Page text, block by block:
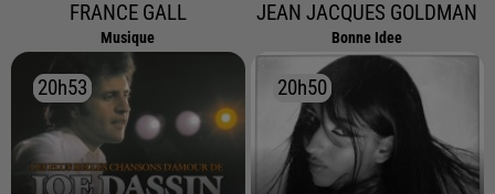
FRANCE GALL
Musique
JEAN JACQUES GOLDMAN
Bonne Idee
20h53
20h53 20h50
20h50